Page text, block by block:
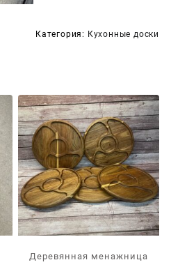
Категория: Кухонные доски
Деревянная менажница